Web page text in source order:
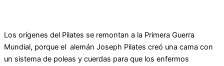
Los orígenes del Pilates se remontan a la Primera Guerra
Mundial, porque el alemán Joseph Pilates creó una cama con
un sistema de poleas y cuerdas para que los enfermos